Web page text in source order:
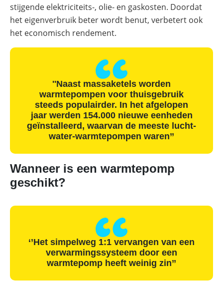
stijgende elektriciteits-, olie- en gaskosten. Doordat
het eigenverbruik beter wordt benut, verbetert ook
het economisch rendement.
''Naast massaketels worden
warmtepompen voor thuisgebruik
steeds populairder. In het afgelopen
jaar werden 154.000 nieuwe eenheden
geïnstalleerd, waarvan de meeste lucht-
water-warmtepompen waren’’
Wanneer is een warmtepomp
geschikt?
‘’Het simpelweg 1:1 vervangen van een
verwarmingssysteem door een
warmtepomp heeft weinig zin’’